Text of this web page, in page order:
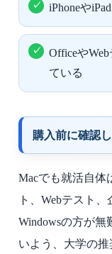
iPhoneや
Officeや
ている
購入前に確認
Macでも就活自体
ト、Webテスト
Windowsの方が
いよう、大学の推